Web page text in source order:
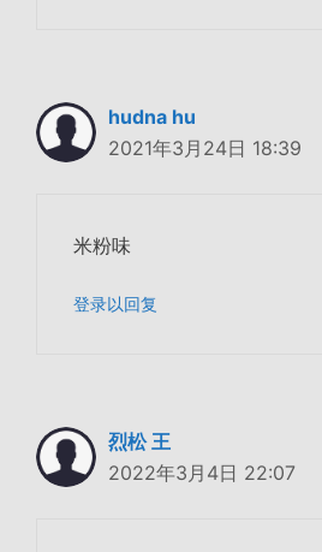
hudna hu
2021年3月24日 18:39
米粉味
登录以回复
烈松 王
2022年3月4日 22:07